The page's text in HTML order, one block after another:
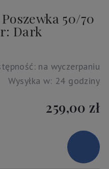
50/70
Dark
na wyczerpaniu
Wysyłka w: 24 godziny
259,00 zł